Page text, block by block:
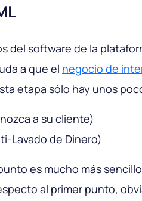
del software de la
a que el negocio de
etapa sólo hay unos
a su cliente)
Lavado de Dinero)
es mucho más
al primer punto,